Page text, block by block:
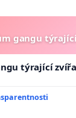
gangu
týrající